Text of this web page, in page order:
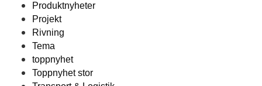
Produktnyheter
Projekt
Rivning
Tema
toppnyhet
Toppnyhet stor